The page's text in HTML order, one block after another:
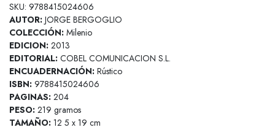
SKU: 9788415024606
AUTOR: JORGE BERGOGLIO
COLECCIÓN: Milenio
EDICION: 2013
EDITORIAL: COBEL COMUNICACION S.L.
ENCUADERNACIÓN: Rústico
ISBN: 9788415024606
PAGINAS: 204
PESO: 219 gramos
TAMAÑO: 12 5 x 19 cm